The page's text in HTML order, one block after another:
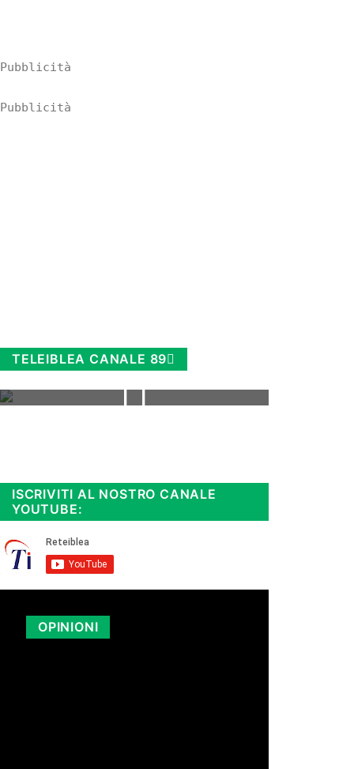
Pubblicità
Pubblicità
TELEIBLEA CANALE 89
ISCRIVITI AL NOSTRO CANALE
YOUTUBE:
OPINIONI